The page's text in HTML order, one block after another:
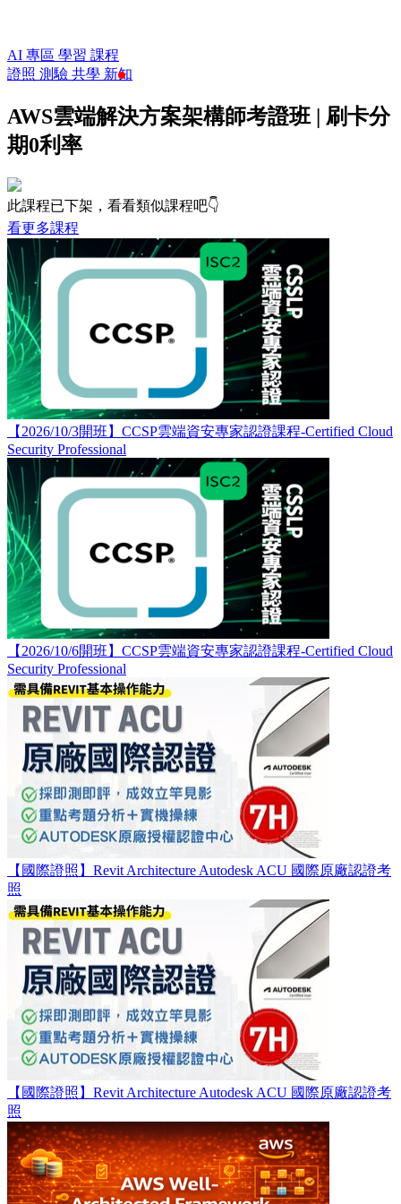
AI 專區 學習 課程
證照 測驗 共學 新知
AWS雲端解決方案架構師考證班 | 刷卡分
期0利率
此課程已下架，看看類似課程吧👇
看更多課程
【2026/10/3開班】CCSP雲端資安專家認證課程-Certified Cloud
Security Professional
【2026/10/6開班】CCSP雲端資安專家認證課程-Certified Cloud
Security Professional
【國際證照】Revit Architecture Autodesk ACU 國際原廠認證考
照
【國際證照】Revit Architecture Autodesk ACU 國際原廠認證考
照